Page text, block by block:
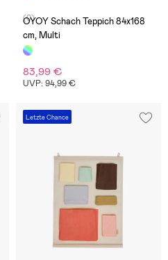
(0)
OYOY Schach Teppich 84x168
cm, Multi
83,99 €
UVP: 94,99 €
Letzte Chance